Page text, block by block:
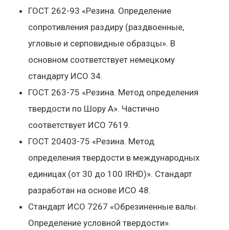
ГОСТ 262-93 «Резина. Определение
сопротивления раздиру (раздвоенные,
угловые и серповидные образцы». В
основном соответствует немецкому
стандарту ИСО 34.
ГОСТ 263-75 «Резина. Метод определения
твердости по Шору А». Частично
соответствует ИСО 7619.
ГОСТ 20403-75 «Резина. Метод
определения твердости в международных
единицах (от 30 до 100 IRHD)». Стандарт
разработан на основе ИСО 48.
Стандарт ИСО 7267 «Обрезиненные валы.
Определение условной твердости».